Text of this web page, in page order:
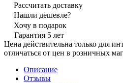
Рассчитать доставку
Нашли дешевле?
Хочу в подарок
Гарантия 5 лет
Цена действительна только для
отличаться от цен в розничных
Описание
Отзывы